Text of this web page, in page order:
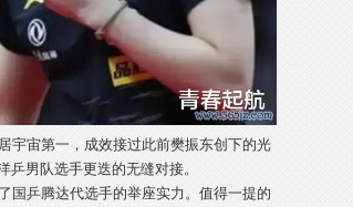
宇宙第一，成效接过此前樊振东创下的光
男队选手更迭的无缝对接。
国乒腾达代选手的举座实力。值得一提的